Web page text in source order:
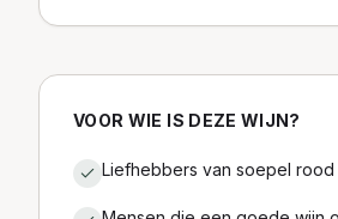
VOOR WIE IS DEZE WIJN?
Liefhebbers van soepel rood